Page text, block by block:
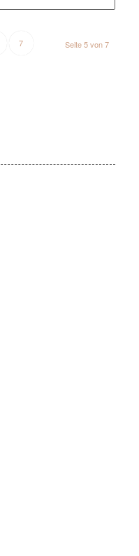
Seite 5 von 7
7